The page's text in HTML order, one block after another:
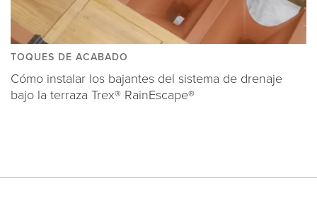
TOQUES DE ACABADO
Cómo instalar los bajantes del sistema de drenaje
bajo la terraza Trex® RainEscape®